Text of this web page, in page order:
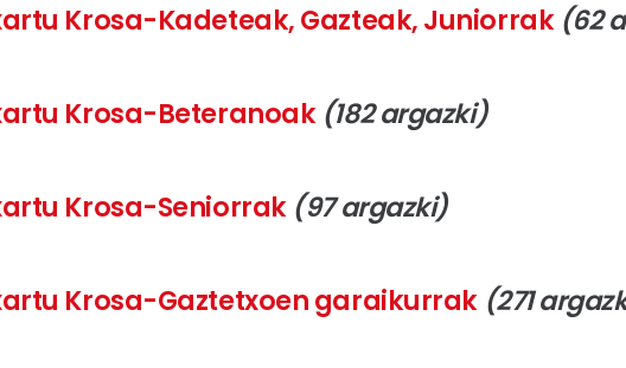
Krosa-Kadeteak, Gazteak, Juniorrak (62
Krosa-Beteranoak (182 argazki)
Krosa-Seniorrak (97 argazki)
Krosa-Gaztetxoen garaikurrak (271